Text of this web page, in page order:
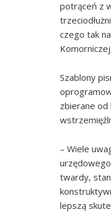
potrąceń z
czego tak
Szablony
zbierane
– Wiele
twardy,
lepszą